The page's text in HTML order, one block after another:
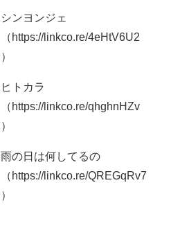
シンヨンジェ
（https://linkco.re/4eHtV6U2
）
ヒトカラ
（https://linkco.re/qhghnHZv
）
雨の日は何してるの
（https://linkco.re/QREGqRv7
）